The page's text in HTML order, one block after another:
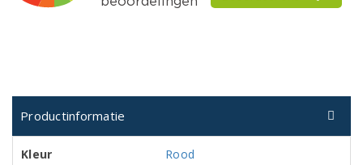
Productinformatie
Kleur
Rood